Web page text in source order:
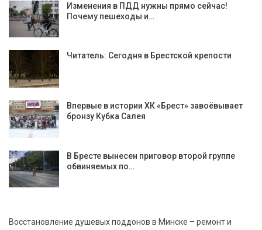
Изменения в ПДД нужны прямо сейчас!
Почему пешеходы и…
Читатель: Сегодня в Брестской крепости
Впервые в истории ХК «Брест» завоёвывает
бронзу Кубка Салея
В Бресте вынесен приговор второй группе
обвиняемых по…
Восстановление душевых поддонов в Минске – ремонт и